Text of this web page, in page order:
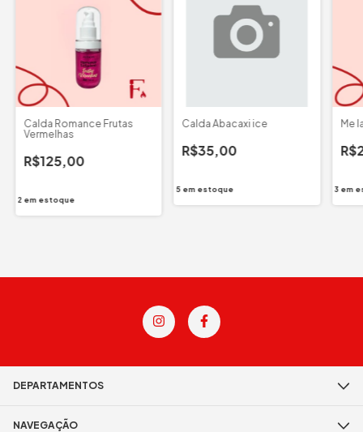
Calda Romance Frutas
Vermelhas
R$125,00
2 em estoque
Calda Abacaxi ice
R$35,00
5 em estoque
Me
3 em
DEPARTAMENTOS
NAVEGAÇÃO